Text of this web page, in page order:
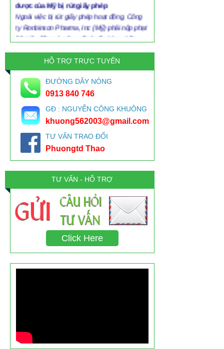
Ngoài việc bị rút giấy phép hoạt động, Công
ty Ronbinson Pharma, Inc (Mỹ) phải nộp phạt
80 triệu đồng vì sản xuất thuốc kém chất
lượng, trong đó có nhiều lô glucosamine
HOANG MANG VỚI VỎ THUỐC-GELATINE
Gelatin có trong mô liên kết, xương, da của
động vật và là sản phẩm được sản xuất từ da
heo, da bò. Từ da heo, bò, collagen được
thủy phân hóa một phần để biến thành
gelatin. Như vậy để bào chế thuốc là viên
nang phải có vỏ nang được chế tạo từ nguyên
liệu là gelatin. Và gelatin dùng trong ngành
dược sản xuất thuốc phải là gelatin dược
dụng.
Kem đánh răng nào ở VN có chất gây ung
thư triclosan?
Khảo sát của Kiến Thức về các sản phẩm
kem đánh răng hiện nay: đều ghi rõ thành
phần, không ghi hàm lượng. Câu hỏi đặt ra:
chất triclosan gây ung thư chiếm tỉ lệ bao
HỖ TRỢ TRỰC TUYẾN
ĐƯỜNG DÂY NÓNG
0913 840 746
GĐ : NGUYỄN CÔNG KHUÔNG
khuong562003@gmail.com
TƯ VẤN TRAO ĐỔI
Phuongtd Thao
TƯ VẤN - HỖ TRỢ
Click Here